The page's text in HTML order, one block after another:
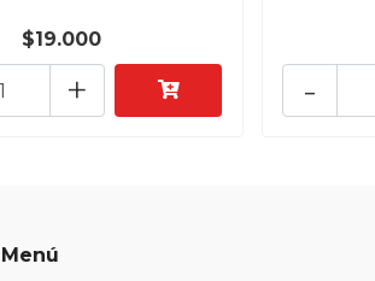
$19.000
+ -
Menú